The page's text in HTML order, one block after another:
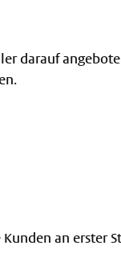
darauf
an erster